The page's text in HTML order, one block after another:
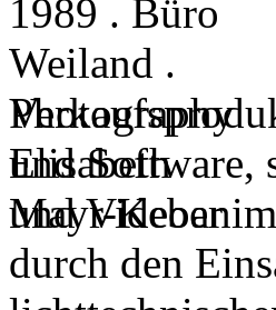
und Software,
und
durch den